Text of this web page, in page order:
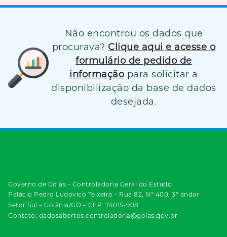
Não encontrou os dados que
procurava? Clique aqui e acesse o
formulário de pedido de
informação para solicitar a
disponibilização da base de dados
desejada.
Governo de Goiás - Controladoria Geral do Estado
Palácio Pedro Ludovico Teixeira – Rua 82, Nº 400, 3º andar
Setor Sul – Goiânia/GO – CEP: 74015-908
Contato: dadosabertos.controladoria@goias.gov.br